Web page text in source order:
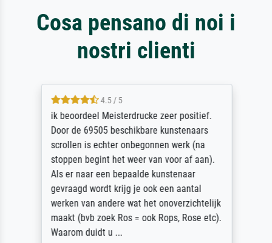
Cosa pensano di noi i
nostri clienti
4.5 / 5
ik beoordeel Meisterdrucke zeer positief.
Door de 69505 beschikbare kunstenaars
scrollen is echter onbegonnen werk (na
stoppen begint het weer van voor af aan).
Als er naar een bepaalde kunstenaar
gevraagd wordt krijg je ook een aantal
werken van andere wat het onoverzichtelijk
maakt (bvb zoek Ros = ook Rops, Rose etc).
Waarom duidt u ...